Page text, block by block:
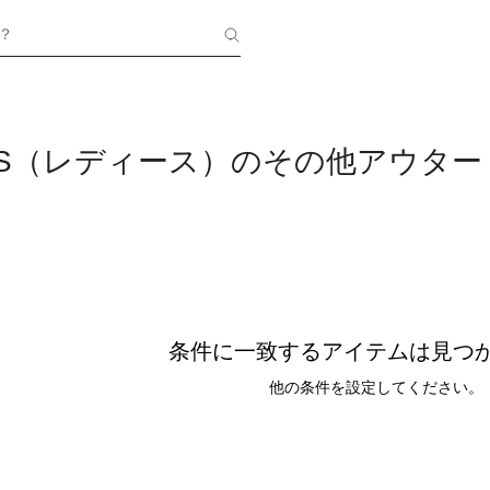
（レディース）のその他アウター
条件に一致するアイテムは見つ
他の条件を設定してください。